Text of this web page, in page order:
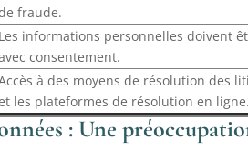
fraude.
Les informations personnelles doivent
consentement.
à des moyens de résolution des
les plateformes de résolution en ligne.
: Une